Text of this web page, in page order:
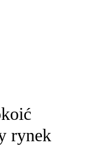
rynek